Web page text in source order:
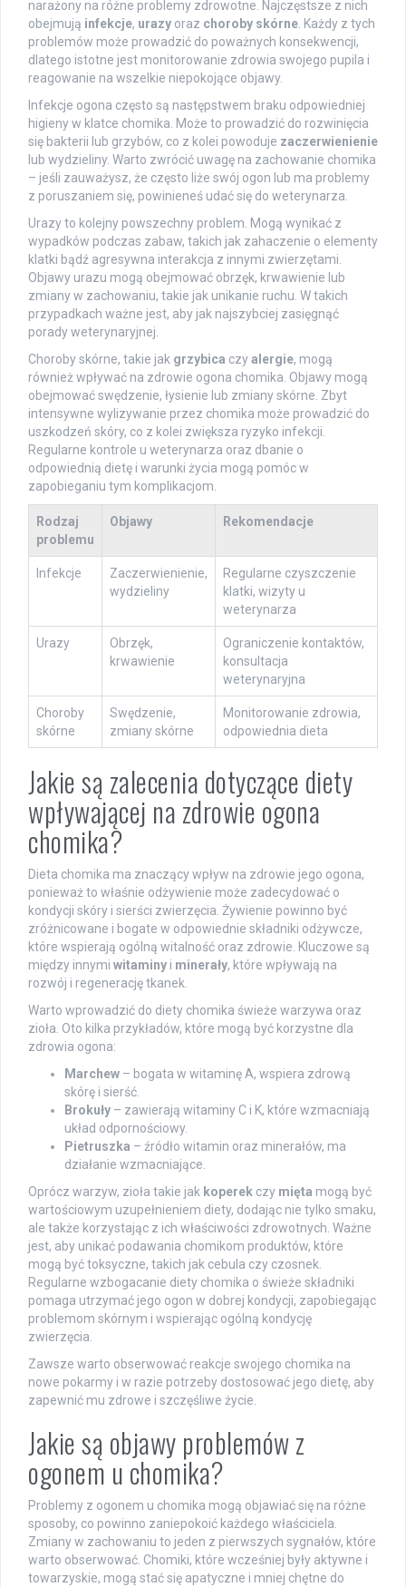
narażony na różne problemy zdrowotne. Najczęstsze z nich
obejmują infekcje, urazy oraz choroby skórne. Każdy z tych
problemów może prowadzić do poważnych konsekwencji,
dlatego istotne jest monitorowanie zdrowia swojego pupila i
reagowanie na wszelkie niepokojące objawy.
Infekcje ogona często są następstwem braku odpowiedniej
higieny w klatce chomika. Może to prowadzić do rozwinięcia
się bakterii lub grzybów, co z kolei powoduje zaczerwienienie
lub wydzieliny. Warto zwrócić uwagę na zachowanie chomika
– jeśli zauważysz, że często liże swój ogon lub ma problemy
z poruszaniem się, powinieneś udać się do weterynarza.
Urazy to kolejny powszechny problem. Mogą wynikać z
wypadków podczas zabaw, takich jak zahaczenie o elementy
klatki bądź agresywna interakcja z innymi zwierzętami.
Objawy urazu mogą obejmować obrzęk, krwawienie lub
zmiany w zachowaniu, takie jak unikanie ruchu. W takich
przypadkach ważne jest, aby jak najszybciej zasięgnąć
porady weterynaryjnej.
Choroby skórne, takie jak grzybica czyalergie, mogą
również wpływać na zdrowie ogona chomika. Objawy mogą
obejmować swędzenie, łysienie lub zmiany skórne. Zbyt
intensywne wylizywanie przez chomika może prowadzić do
uszkodzeń skóry, co z kolei zwiększa ryzyko infekcji.
Regularne kontrole u weterynarza oraz dbanie o
odpowiednią dietę i warunki życia mogą pomóc w
zapobieganiu tym komplikacjom.
Rodzaj
problemu
Objawy Rekomendacje
Infekcje
Zaczerwienienie,
wydzieliny
Regularne czyszczenie
klatki, wizyty u
weterynarza
Urazy
Obrzęk,
krwawienie
Ograniczenie kontaktów,
konsultacja
weterynaryjna
Choroby
skórne
Swędzenie,
zmiany skórne
Monitorowanie zdrowia,
odpowiednia dieta
Jakie są zalecenia dotyczące diety
wpływającej na zdrowie ogona
chomika?
Dieta chomika ma znaczący wpływ na zdrowie jego ogona,
ponieważ to właśnie odżywienie może zadecydować o
kondycji skóry i sierści zwierzęcia. Żywienie powinno być
zróżnicowane i bogate w odpowiednie składniki odżywcze,
które wspierają ogólną witalność oraz zdrowie. Kluczowe są
między innymi witaminy i minerały, które wpływają na
rozwój i regenerację tkanek.
Warto wprowadzić do diety chomika świeże warzywa oraz
zioła. Oto kilka przykładów, które mogą być korzystne dla
zdrowia ogona:
Marchew – bogata w witaminę A, wspiera zdrową
skórę i sierść.
Brokuły – zawierają witaminy C i K, które wzmacniają
układ odpornościowy.
Pietruszka – źródło witamin oraz minerałów, ma
działanie wzmacniające.
Oprócz warzyw, zioła takie jak koperek czy mięta mogą być
wartościowym uzupełnieniem diety, dodając nie tylko smaku,
ale także korzystając z ich właściwości zdrowotnych. Ważne
jest, aby unikać podawania chomikom produktów, które
mogą być toksyczne, takich jak cebula czy czosnek.
Regularne wzbogacanie diety chomika o świeże składniki
pomaga utrzymać jego ogon w dobrej kondycji, zapobiegając
problemom skórnym i wspierając ogólną kondycję
zwierzęcia.
Zawsze warto obserwować reakcje swojego chomika na
nowe pokarmy i w razie potrzeby dostosować jego dietę, aby
zapewnić mu zdrowe i szczęśliwe życie.
Jakie są objawy problemów z
ogonem u chomika?
Problemy z ogonem u chomika mogą objawiać się na różne
sposoby, co powinno zaniepokoić każdego właściciela.
Zmiany w zachowaniu to jeden z pierwszych sygnałów, które
warto obserwować. Chomiki, które wcześniej były aktywne i
towarzyskie, mogą stać się apatyczne i mniej chętne do